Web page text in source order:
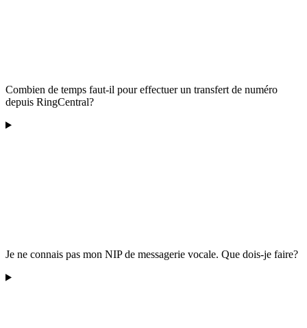
Combien de temps faut-il pour effectuer un transfert de numéro
depuis RingCentral?
Je ne connais pas mon NIP de messagerie vocale. Que dois-je faire?